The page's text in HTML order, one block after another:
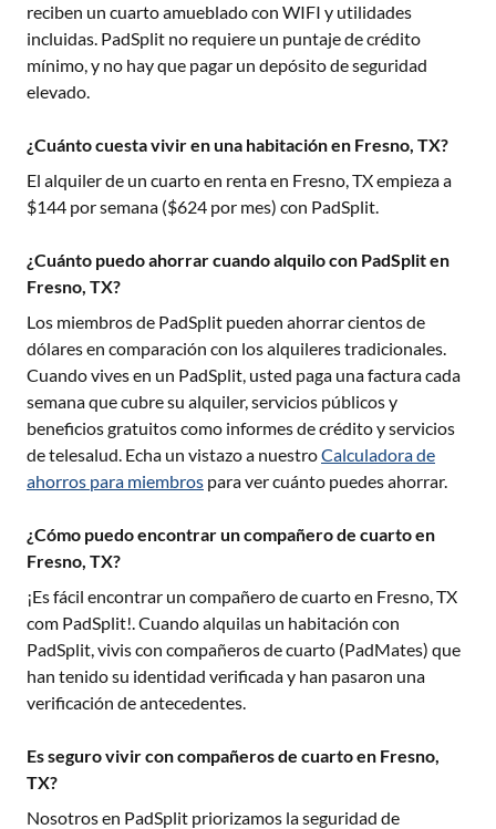
reciben un cuarto amueblado con WIFI y utilidades
incluidas. PadSplit no requiere un puntaje de crédito
mínimo, y no hay que pagar un depósito de seguridad
elevado.
¿Cuánto cuesta vivir en una habitación en Fresno, TX?
El alquiler de un cuarto en renta en Fresno, TXempieza a
$144 por semana ($624 por mes) con PadSplit.
¿Cuánto puedo ahorrar cuando alquilo con PadSplit en
Fresno, TX?
Los miembros de PadSplit pueden ahorrar cientos de
dólares en comparación con los alquileres tradicionales.
Cuando vives en un PadSplit, usted paga una factura cada
semana que cubre su alquiler, servicios públicos y
beneficios gratuitos como informes de crédito y servicios
de telesalud. Echa un vistazo a nuestroCalculadora de
ahorros para miembros para ver cuánto puedes ahorrar.
¿Cómo puedo encontrar un compañero de cuarto en
Fresno, TX?
¡Es fácil encontrar un compañero de cuarto en Fresno, TX
com PadSplit!. Cuando alquilas un habitación con
PadSplit, vivis con compañeros de cuarto (PadMates) que
han tenido su identidad verificada y han pasaron una
verificación de antecedentes.
Es seguro vivir con compañeros de cuarto en Fresno,
TX?
Nosotros en PadSplit priorizamos la seguridad de